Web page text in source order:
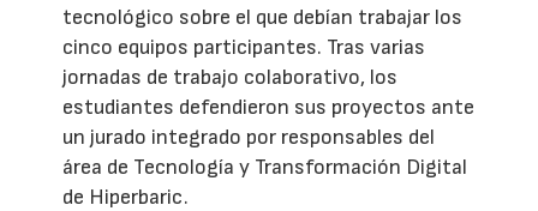
tecnológico sobre el que debían trabajar los
cinco equipos participantes. Tras varias
jornadas de trabajo colaborativo, los
estudiantes defendieron sus proyectos ante
un jurado integrado por responsables del
área de Tecnología y Transformación Digital
de Hiperbaric.